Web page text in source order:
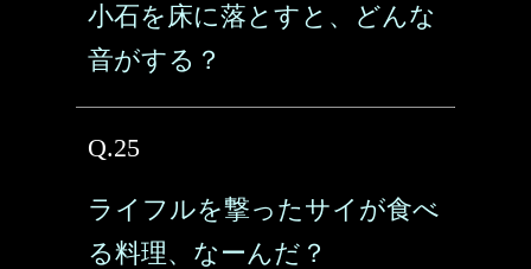
小石を床に落とすと、どんな
音がする？
Q.25
ライフルを撃ったサイが食べ
る料理、なーんだ？